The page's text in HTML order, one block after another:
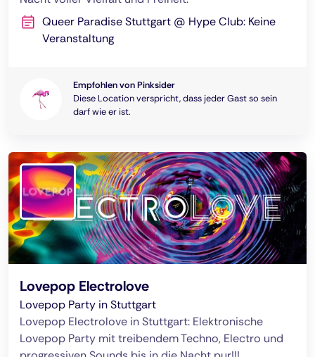
Queer Paradise Stuttgart @ Hype Club: Keine
Veranstaltung
Empfohlen von Pinksider
Diese Location verspricht, dass jeder Gast so sein
darf wie er ist.
Lovepop Electrolove
Lovepop Party in Stuttgart
Lovepop Electrolove in Stuttgart: Elektronische
Lovepop Party mit treibendem Techno, Electro und